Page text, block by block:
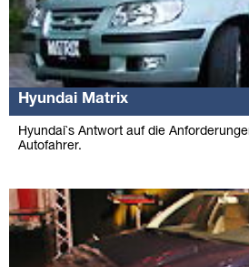
Hyundai Matrix
Hyundai`s Antwort auf die
Autofahrer.